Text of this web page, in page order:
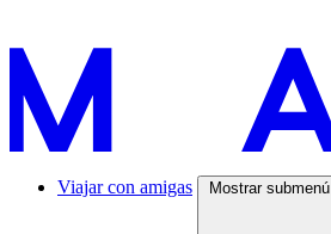
Viajar con amigas Mostrar submenú